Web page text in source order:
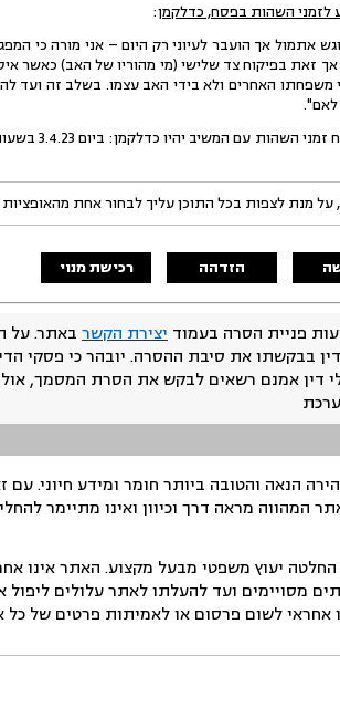
:
אתמול אך הועבר לעיוני רק היום – אני מורה כי
שנקבעו בהחלטתי מיום 25.3.23 הנ"ל אך זאת בפיקוח צד שלישי (מי מהוריו של
משפחתו האחרים ולא בידי האב עצמו. בשלב זה ועד
לאם".
על מנת לצפות בכל התוכן עליך לבחור אחת
הזדהה רכישת מנוי
פניית הסרה בעמוד יצירת הקשר באתר. על
בבקשתו את סיבת ההסרה. יובהר כי פסקי
דין אמנם רשאים לבקש את הסרת המסמך,
הנאה והטובה ביותר חומר ומידע חיוני.
המהווה מראה דרך וכיוון ואינו מתיימר
יעוץ משפטי מבעל מקצוע. האתר אינו
מסויימים ועד להעלתו לאתר עלולים ליפול
לשום פרסום או לאמיתות פרטים של כל